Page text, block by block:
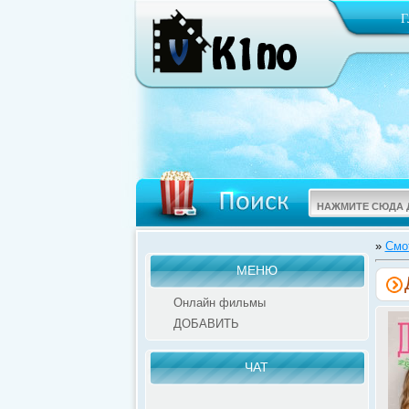
МЕНЮ
Онлайн фильмы
ДОБАВИТЬ
ЧАТ
»